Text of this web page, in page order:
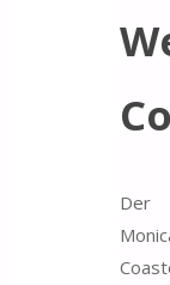
Der